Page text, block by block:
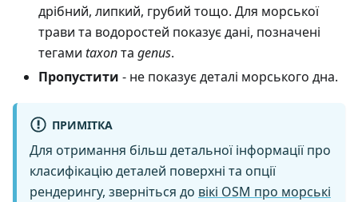
дрібний, липкий, грубий тощо. Для морської
трави та водоростей показує дані, позначені
тегами taxonта genus.
Пропустити - не показує деталі морського дна.
ПРИМІТКА
Для отримання більш детальної інформації про
класифікацію деталей поверхні та опції
рендерингу, зверніться до вікі OSM про морські